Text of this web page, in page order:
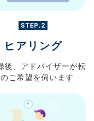
STEP.2
ヒアリング
後、 アドバイザーが転
ご希望を伺います